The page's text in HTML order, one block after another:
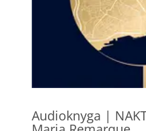
Audioknyga |